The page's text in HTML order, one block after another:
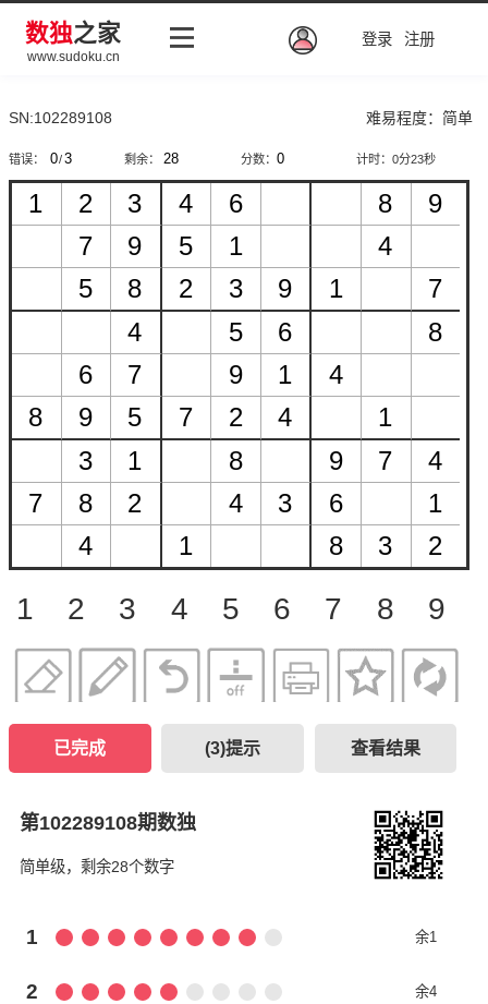
数独之家
www.sudoku.cn
登录 注册
SN:102289108 难易程度：简单
错误： / 剩余： 分数： 计时：0分23秒
1 2 3 4 5 6 7 8 9
已完成 (3)提示 查看结果
第102289108期数独
简单级，剩余28个数字
1 余1
2 余4